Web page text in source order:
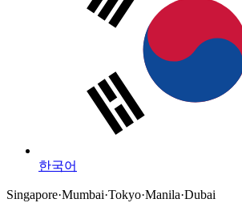
한국어
Singapore·Mumbai·Tokyo·Manila·Dubai